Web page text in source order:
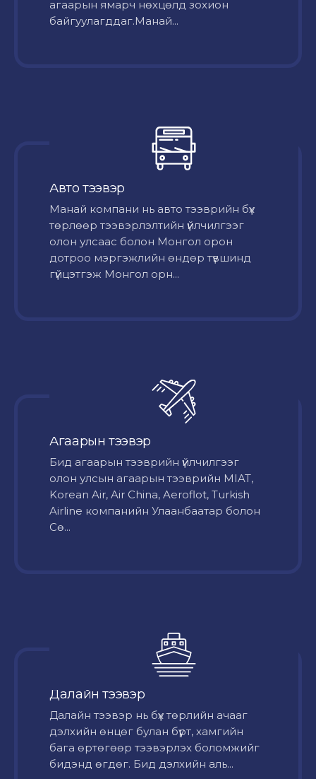
агаарын ямарч нөхцөлд зохион
байгуулагддаг.Манай...
Авто тээвэр
Mанай компани нь авто тээврийн бүх
төрлөөр тээвэрлэлтийн үйлчилгээг
олон улсаас болон Монгол орон
дотроо мэргэжлийн өндөр түвшинд
гүйцэтгэж Монгол орн...
Агаарын тээвэр
Бид агаарын тээврийн үйлчилгээг
олон улсын агаарын тээврийн MIAT,
Korean Air, Air China, Aeroflot, Turkish
Airline компанийн Улаанбаатар болон
Сө...
Далайн тээвэр
Далайн тээвэр нь бүх төрлийн ачааг
дэлхийн өнцөг булан бүрт, хамгийн
бага өртөгөөр тээвэрлэх боломжийг
бидэнд өгдөг. Бид дэлхийн аль...